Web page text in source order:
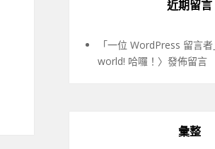
近期留言
「一位 WordPress 留言者
world! 哈囉！ 〉發佈留言
彙整